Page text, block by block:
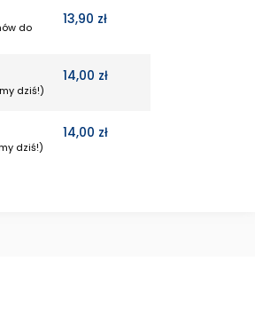
do
13,90 zł
dziś!)
14,00 zł
dziś!)
14,00 zł